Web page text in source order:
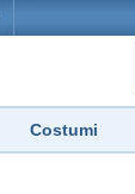
Costumi